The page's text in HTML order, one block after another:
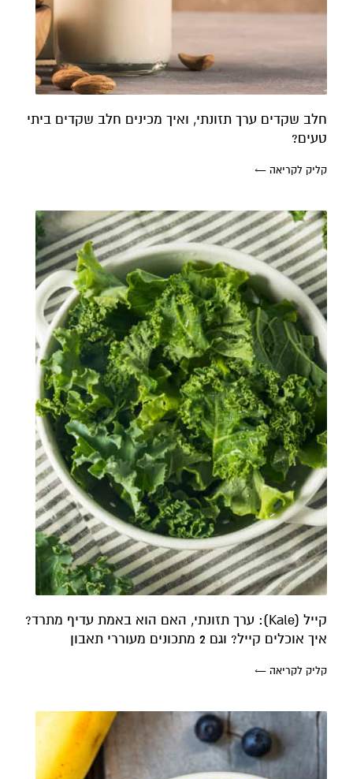
חלב שקדים ערך תזונתי, ואיך מכינים חלב שקדים ביתי
טעים?
קליק לקריאה ←
קייל (Kale): ערך תזונתי, האם הוא באמת עדיף מתרד?
איך אוכלים קייל? וגם 2 מתכונים מעוררי תאבון
קליק לקריאה ←